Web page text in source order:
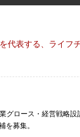
代表する、ライフ
グロース・経営戦略設
を募集。